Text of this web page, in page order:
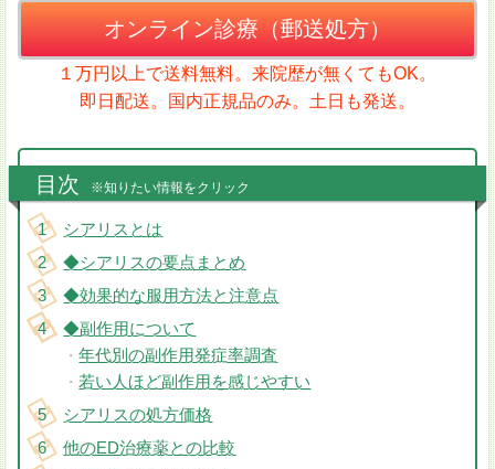
オンライン診療（郵送処方）
１万円以上で送料無料。来院歴が無くてもOK。
即日配送。国内正規品のみ。土日も発送。
目次 ※知りたい情報をクリック
シアリスとは
◆シアリスの要点まとめ
◆効果的な服用方法と注意点
◆副作用について
・年代別の副作用発症率調査
・ 若い人ほど副作用を感じやすい
シアリスの処方価格
他のED治療薬との比較